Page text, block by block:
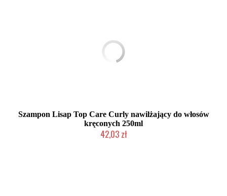
Szampon Lisap Top Care Curly nawilżający do włosów
kręconych 250ml
42,03 zł